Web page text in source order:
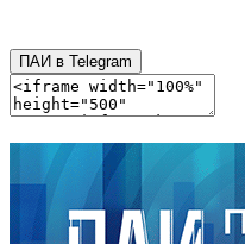
ПАИ в Telegram